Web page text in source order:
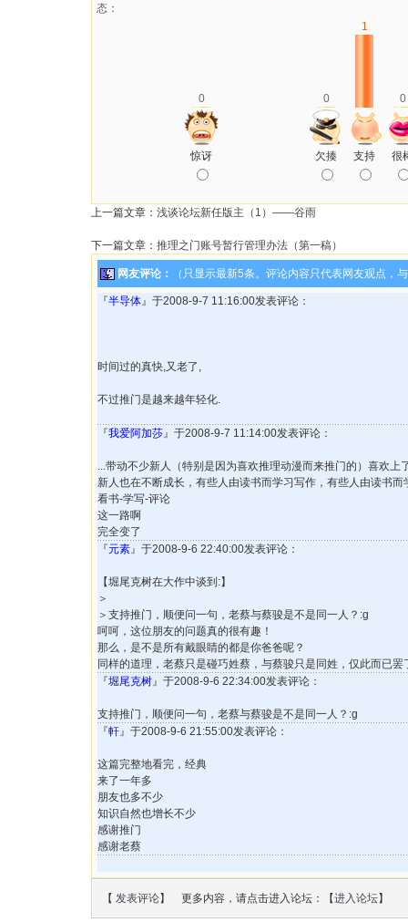
态：
0 0
1
0
惊讶 欠揍 支持 很
上一篇文章： 浅谈论坛新任版主（1）——谷雨
下一篇文章： 推理之门账号暂行管理办法（第一稿）
网友评论： （只显示最新5条。评论内容只代表网友观点，
『半导体』于2008-9-7 11:16:00发表评论：
时间过的真快,又老了,
不过推门是越来越年轻化.
『我爱阿加莎』于2008-9-7 11:14:00发表评论：
...带动不少新人（特别是因为喜欢推理动漫而来推门的）喜欢上
新人也在不断成长，有些人由读书而学习写作，有些人由读书而
看书-学写-评论
这一路啊
完全变了
『元素』于2008-9-6 22:40:00发表评论：
【堀尾克树在大作中谈到:】
＞
＞支持推门，顺便问一句，老蔡与蔡骏是不是同一人？:g
呵呵，这位朋友的问题真的很有趣！
那么，是不是所有戴眼睛的都是你爸爸呢？
同样的道理，老蔡只是碰巧姓蔡，与蔡骏只是同姓，仅此而已罢
『堀尾克树』于2008-9-6 22:34:00发表评论：
支持推门，顺便问一句，老蔡与蔡骏是不是同一人？:g
『軒』于2008-9-6 21:55:00发表评论：
这篇完整地看完，经典
来了一年多
朋友也多不少
知识自然也增长不少
感谢推门
感谢老蔡
【 发表评论】 更多内容，请点击进入论坛：【进入论坛】